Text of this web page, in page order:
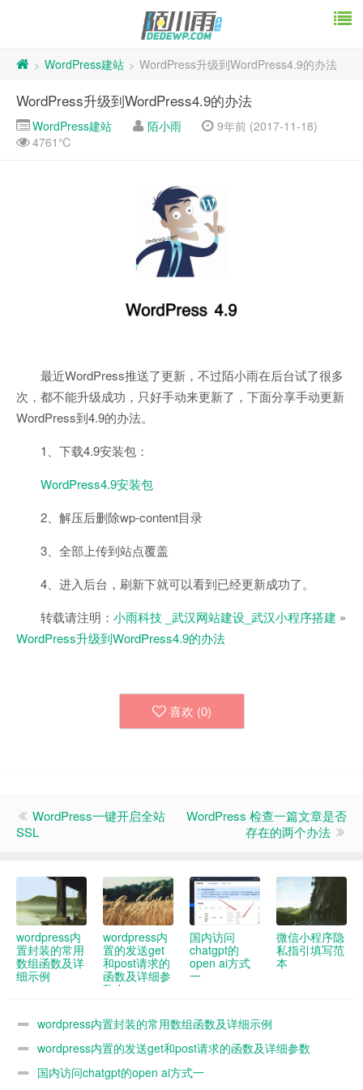
> WordPress建站 > WordPress升级到WordPress4.9的办法
WordPress升级到WordPress4.9的办法
WordPress建站 陌小雨
9年前 (2017-11-18)
4761℃
最近WordPress推送了更新，不过陌小雨在后台试了很多
次，都不能升级成功，只好手动来更新了，下面分享手动更新
WordPress到4.9的办法。
1、下载4.9安装包：
WordPress4.9安装包
2、解压后删除wp-content目录
3、全部上传到站点覆盖
4、进入后台，刷新下就可以看到已经更新成功了。
转载请注明： 小雨科技 _武汉网站建设_武汉小程序搭建 »
WordPress升级到WordPress4.9的办法
喜欢 (0)
WordPress一键开启全站
SSL
WordPress 检查一篇文章是否
存在的两个办法
wordpress内
置封装的常用
数组函数及详
细示例
wordpress内
置的发送get
和post请求的
函数及详细参
数demo
国内访问
chatgpt的
open ai方式
一
微信小程序隐
私指引填写范
本
wordpress内置封装的常用数组函数及详细示例
wordpress内置的发送get和post请求的函数及详细参数
demo国内访问chatgpt的open ai方式一